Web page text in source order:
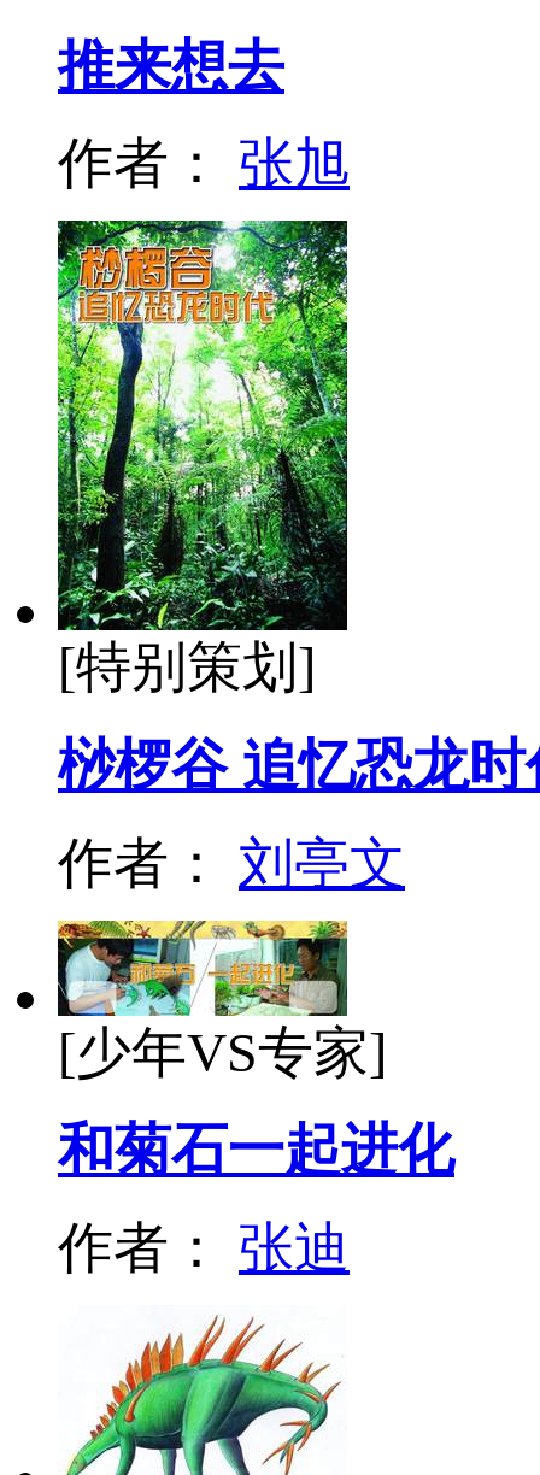
推来想去
作者： 张旭
[特别策划]
桫椤谷 追忆恐龙时
作者： 刘亭文
[少年VS专家]
和菊石一起进化
作者： 张迪